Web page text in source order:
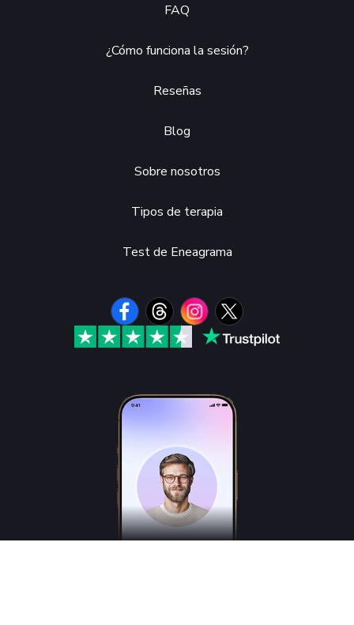
FAQ
¿Cómo funciona la sesión?
Reseñas
Blog
Sobre nosotros
Tipos de terapia
Test de Eneagrama